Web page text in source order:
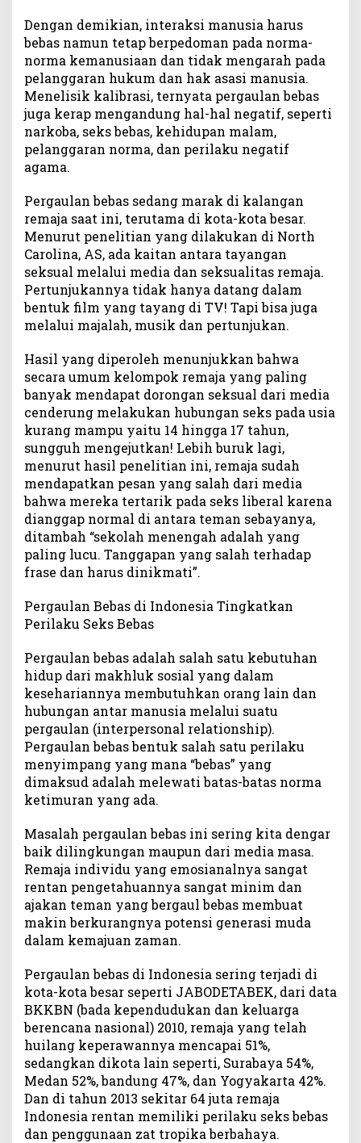
Dengan demikian, interaksi manusia harus
bebas namun tetap berpedoman pada norma-
norma kemanusiaan dan tidak mengarah pada
pelanggaran hukum dan hak asasi manusia.
Menelisik kalibrasi, ternyata pergaulan bebas
juga kerap mengandung hal-hal negatif, seperti
narkoba, seks bebas, kehidupan malam,
pelanggaran norma, dan perilaku negatif
agama.
Pergaulan bebas sedang marak di kalangan
remaja saat ini, terutama di kota-kota besar.
Menurut penelitian yang dilakukan di North
Carolina, AS, ada kaitan antara tayangan
seksual melalui media dan seksualitas remaja.
Pertunjukannya tidak hanya datang dalam
bentuk film yang tayang di TV! Tapi bisa juga
melalui majalah, musik dan pertunjukan.
Hasil yang diperoleh menunjukkan bahwa
secara umum kelompok remaja yang paling
banyak mendapat dorongan seksual dari media
cenderung melakukan hubungan seks pada usia
kurang mampu yaitu 14 hingga 17 tahun,
sungguh mengejutkan! Lebih buruk lagi,
menurut hasil penelitian ini, remaja sudah
mendapatkan pesan yang salah dari media
bahwa mereka tertarik pada seks liberal karena
dianggap normal di antara teman sebayanya,
ditambah “sekolah menengah adalah yang
paling lucu. Tanggapan yang salah terhadap
frase dan harus dinikmati”.
Pergaulan Bebas di Indonesia Tingkatkan
Perilaku Seks Bebas
Pergaulan bebas adalah salah satu kebutuhan
hidup dari makhluk sosial yang dalam
kesehariannya membutuhkan orang lain dan
hubungan antar manusia melalui suatu
pergaulan (interpersonal relationship).
Pergaulan bebas bentuk salah satu perilaku
menyimpang yang mana “bebas” yang
dimaksud adalah melewati batas-batas norma
ketimuran yang ada.
Masalah pergaulan bebas ini sering kita dengar
baik dilingkungan maupun dari media masa.
Remaja individu yang emosianalnya sangat
rentan pengetahuannya sangat minim dan
ajakan teman yang bergaul bebas membuat
makin berkurangnya potensi generasi muda
dalam kemajuan zaman.
Pergaulan bebas di Indonesia sering terjadi di
kota-kota besar seperti JABODETABEK, dari data
BKKBN (bada kependudukan dan keluarga
berencana nasional) 2010, remaja yang telah
huilang keperawannya mencapai 51%,
sedangkan dikota lain seperti, Surabaya 54%,
Medan 52%, bandung 47%, dan Yogyakarta 42%.
Dan di tahun 2013 sekitar 64 juta remaja
Indonesia rentan memiliki perilaku seks bebas
dan penggunaan zat tropika berbahaya.